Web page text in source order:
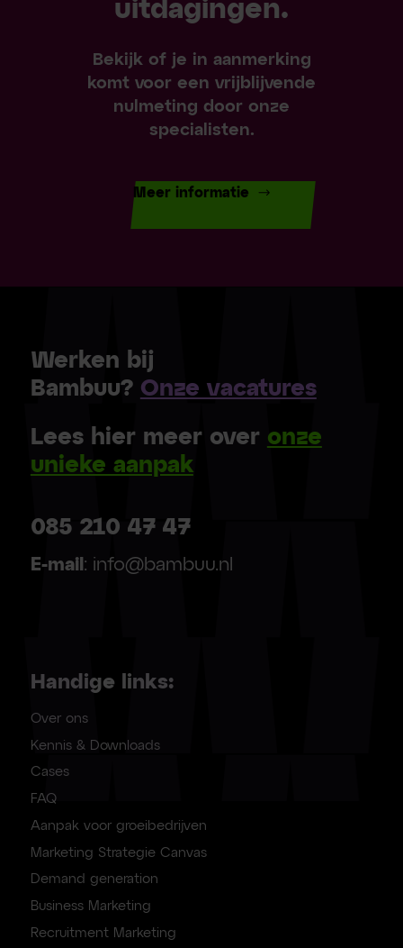
uitdagingen.
Bekijk of je in aanmerking
komt voor een vrijblijvende
nulmeting door onze
specialisten.
Meer informatie
Werken bij
Bambuu? Onze vacatures
Lees hier meer over onze
unieke aanpak
085 210 47 47
E-mail: info@bambuu.nl
Handige links:
Over ons
Kennis & Downloads
Cases
FAQ
Aanpak voor groeibedrijven
Marketing Strategie Canvas
Demand generation
Business Marketing
Recruitment Marketing